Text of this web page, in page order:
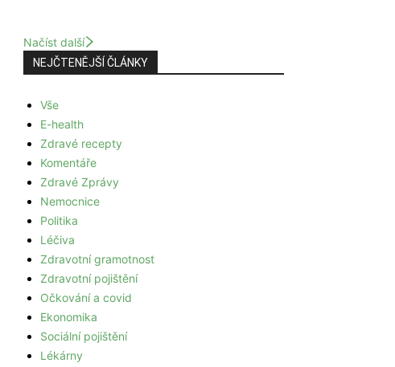
Načíst další
NEJČTENĚJŠÍ ČLÁNKY
Vše
E-health
Zdravé recepty
Komentáře
Zdravé Zprávy
Nemocnice
Politika
Léčiva
Zdravotní gramotnost
Zdravotní pojištění
Očkování a covid
Ekonomika
Sociální pojištění
Lékárny